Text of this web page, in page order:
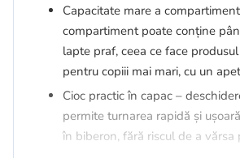
Capacitate mare a
compartiment poate conține
lapte praf, ceea ce face
pentru copiii mai mari, cu un
Cioc practic în capac –
permite turnarea rapidă și
în biberon, fără riscul de a vărsa